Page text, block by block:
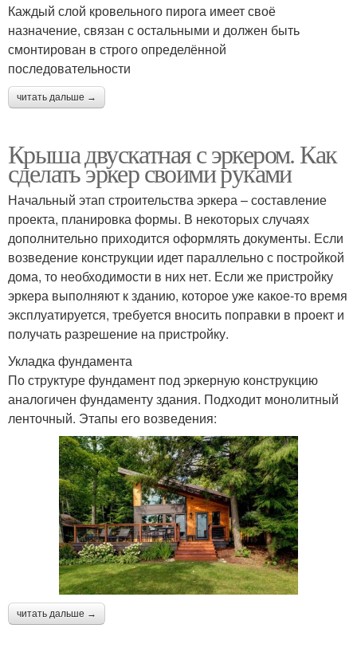
Каждый слой кровельного пирога имеет своё
назначение, связан с остальными и должен быть
смонтирован в строго определённой
последовательности
читать дальше →
Крыша двускатная с эркером. Как
сделать эркер своими руками
Начальный этап строительства эркера – составление
проекта, планировка формы. В некоторых случаях
дополнительно приходится оформлять документы. Если
возведение конструкции идет параллельно с постройкой
дома, то необходимости в них нет. Если же пристройку
эркера выполняют к зданию, которое уже какое-то время
эксплуатируется, требуется вносить поправки в проект и
получать разрешение на пристройку.
Укладка фундамента
По структуре фундамент под эркерную конструкцию
аналогичен фундаменту здания. Подходит монолитный
ленточный. Этапы его возведения:
читать дальше →